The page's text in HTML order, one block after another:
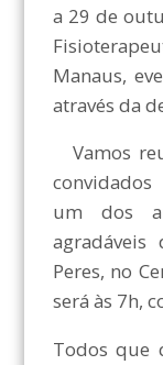
a 29 de
Manaus,
através da
Vamos
um dos
agradáveis
Peres, no
será às 7h,
Todos que